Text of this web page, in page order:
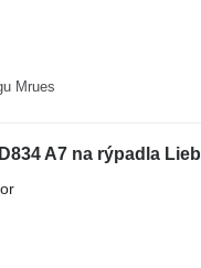
Mrues
A7 na rýpadla